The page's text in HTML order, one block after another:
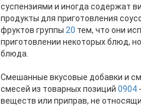
суспензиями и иногда содержат
продукты для приготовления
фруктов группы 20 тем, что они
приготовлении некоторых блюд,
блюда.
Смешанные вкусовые добавки и
смесей из товарных позиций 0904 -
веществ или приправ, не